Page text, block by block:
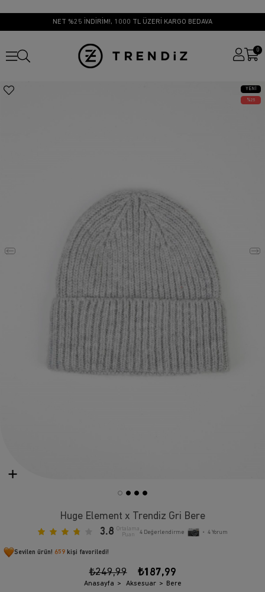
NET %25 İNDİRİM!, 1000 TL ÜZERİ KARGO BEDAVA
0
YENI
ÜRÜN
25
Huge Element x Trendiz Gri Bere
3.8 Ortalama
Puan
4 Değerlendirme • 4Yorum
Sevilen ürün! 659 kişi favoriledi!
₺249,99 ₺187,99
Anasayfa Aksesuar Bere